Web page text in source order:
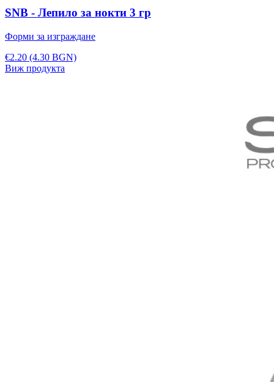
SNB - Лепило за нокти 3 гр
Форми за изграждане
€2.20 (4.30 BGN)
Виж продукта